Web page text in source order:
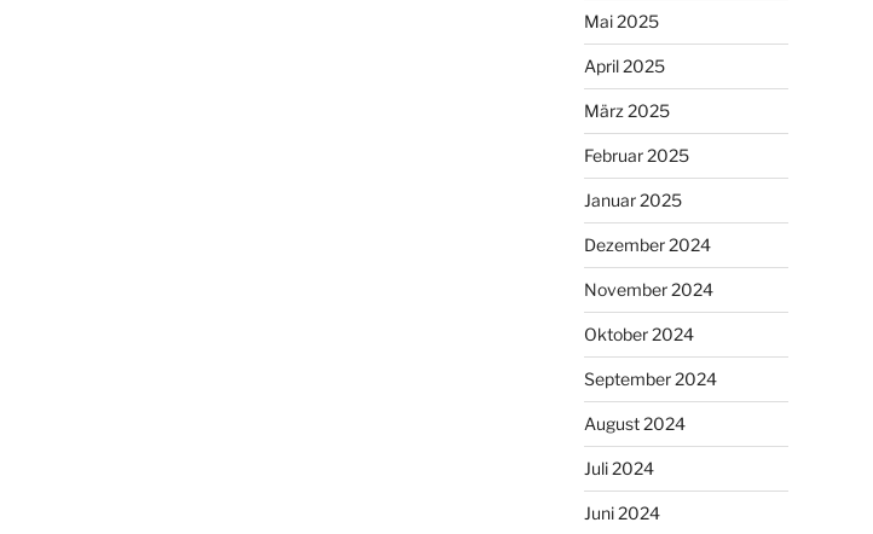
Mai 2025
April 2025
März 2025
Februar 2025
Januar 2025
Dezember 2024
November 2024
Oktober 2024
September 2024
August 2024
Juli 2024
Juni 2024